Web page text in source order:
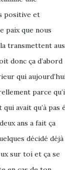
positive et
paix que nous
transmettent
donc ça d’abord
qui
parce
avait qu’à pas
ans a fait ça
décidé déjà
sur toi et ça se